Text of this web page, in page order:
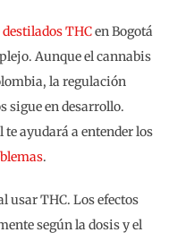
THCen Bogotá
Aunque el cannabis
la regulación
sigue en desarrollo.
ayudará a entender los
.
usar THC. Los efectos
según la dosis y el